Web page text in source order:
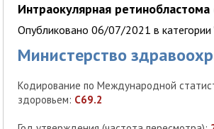
Интраокулярная
Опубликовано 06/07/2021 в категории
Министерство
Кодирование по Международной
здоровьем: C69.2